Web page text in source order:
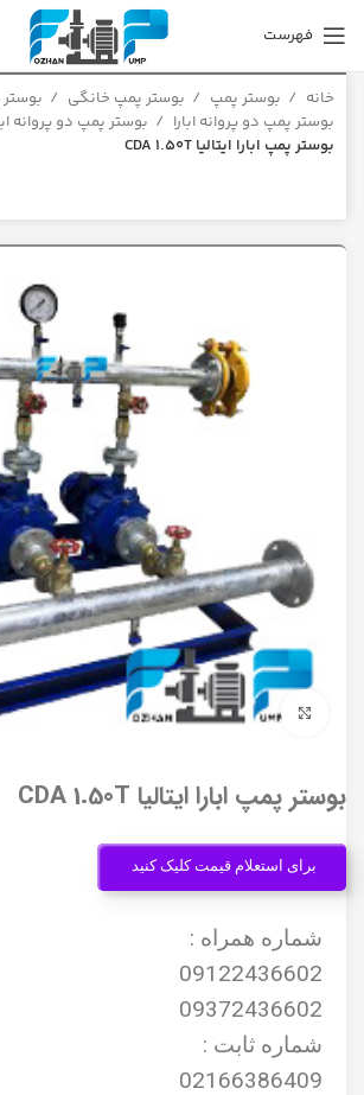
فهرست
خانه بوستر پمپ بوستر پمپ خانگی
بوستر پمپ دو پروانه ابارا
بوستر پمپ دو پروانه
بوستر پمپ ابارا ایتالیا CDA 1.50T
برای بزرگنمایی کلیک کنید
بوستر پمپ ابارا ایتالیا CDA 1.50T
برای استعلام قیمت کلیک کنید
شماره همراه :
09122436602
09372436602
شماره ثابت :
02166386409